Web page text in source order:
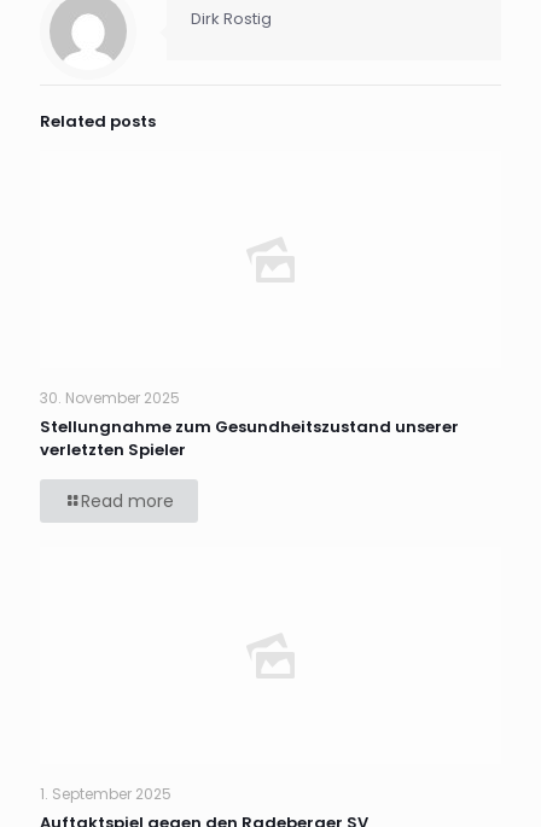
Dirk Rostig
Related posts
30. November 2025
Stellungnahme zum Gesundheitszustand unserer
verletzten Spieler
Read more
1. September 2025